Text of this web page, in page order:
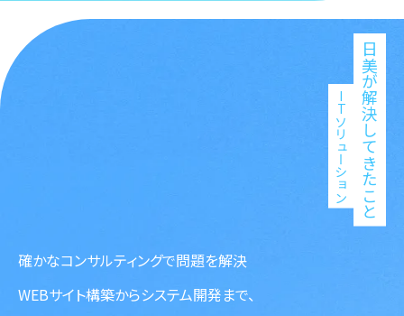
日美が解決してきたこと
ITソリューション
確かなコンサルティングで問題を解決
WEBサイト構築からシステム開発まで、